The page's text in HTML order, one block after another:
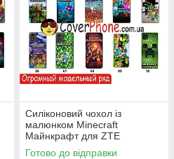
Силіконовий чохол із
малюнком Minecraft
Майнкрафт для ZTE
Готово до відправки